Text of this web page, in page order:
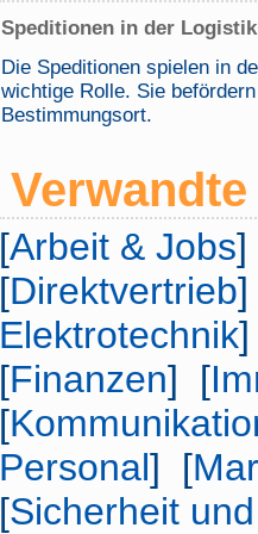
Speditionen in der
Die Speditionen spielen in
wichtige Rolle. Sie
Bestimmungsort.
[Arbeit & Jobs
[Direktvertrieb
Elektrotechnik
[Finanzen] [
[
Personal] [
[Sicherheit